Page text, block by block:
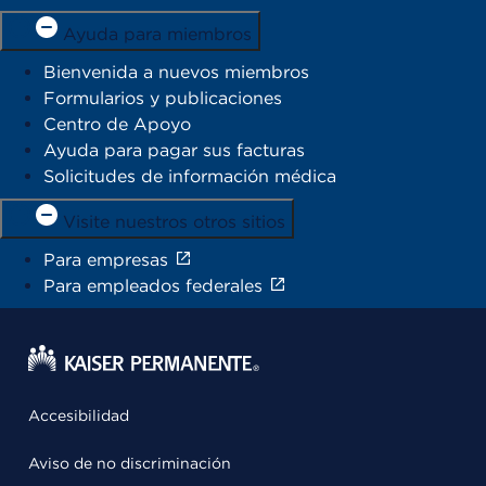
Ayuda para miembros
Bienvenida a nuevos miembros
Formularios y publicaciones
Centro de Apoyo
Ayuda para pagar sus facturas
Solicitudes de información médica
Visite nuestros otros sitios
Para empresas
Para empleados federales
Accesibilidad
Aviso de no discriminación